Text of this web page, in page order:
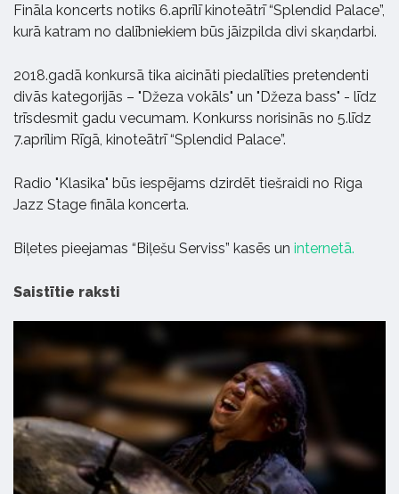
Fināla koncerts notiks 6.aprīlī kinoteātrī “Splendid Palace”,
kurā katram no dalībniekiem būs jāizpilda divi skaņdarbi.
2018.gadā konkursā tika aicināti piedalīties pretendenti
divās kategorijās – "Džeza vokāls" un "Džeza bass" - līdz
trīsdesmit gadu vecumam. Konkurss norisinās no 5.līdz
7.aprīlim Rīgā, kinoteātrī “Splendid Palace”.
Radio "Klasika" būs iespējams dzirdēt tiešraidi no Riga
Jazz Stage fināla koncerta.
Biļetes pieejamas “Biļešu Serviss” kasēs un internetā.
Saistītie raksti